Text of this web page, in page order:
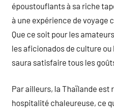
époustouflants à sa riche
à une expérience de voyage
Que ce soit pour les
les aficionados de culture
saura satisfaire tous les
Par ailleurs, la Thaïlande est
hospitalité chaleureuse, ce